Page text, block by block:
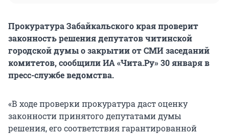
Прокуратура Забайкальского края проверит
законность решения депутатов читинской
городской думы о закрытии от СМИ заседаний
комитетов, сообщили ИА «Чита.Ру» 30 января в
пресс-службе ведомства.
«В ходе проверки прокуратура даст оценку
законности принятого депутатами думы
решения, его соответствия гарантированной